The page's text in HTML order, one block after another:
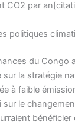
CO2 par
politiques
du Congo
sur la stratégie
à faible
sur le
bénéficier